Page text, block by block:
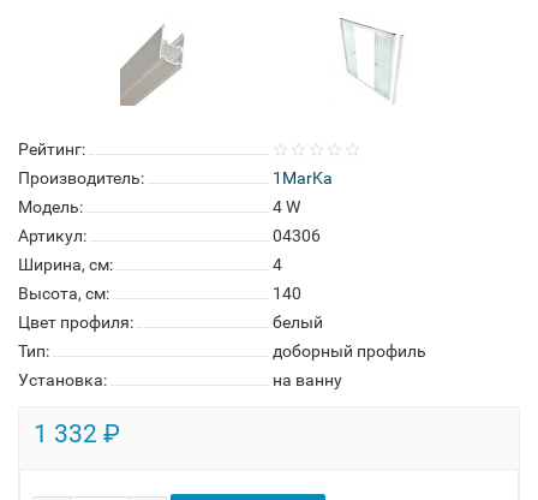
Рейтинг:
Производитель:
1MarKa
Модель:
4 W
Артикул:
04306
Ширина, см:
4
Высота, см:
140
Цвет профиля:
белый
Тип:
доборный профиль
Установка:
на ванну
1 332 ₽